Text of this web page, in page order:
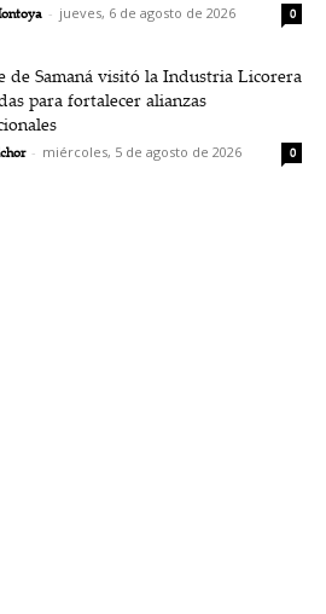
- jueves, 6 de agosto de 2026 0
de Samaná visitó la Industria Licorera
para fortalecer alianzas
- miércoles, 5 de agosto de 2026 0